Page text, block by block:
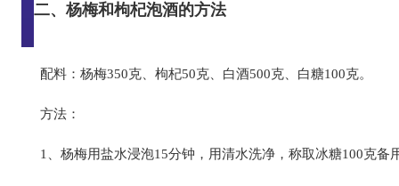
二、杨梅和枸杞泡酒的方法
配料：杨梅350克、枸杞50克、白酒500克、白糖100克。
方法：
1、杨梅用盐水浸泡15分钟，用清水洗净，称取冰糖100克备